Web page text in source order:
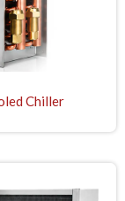
Chiller